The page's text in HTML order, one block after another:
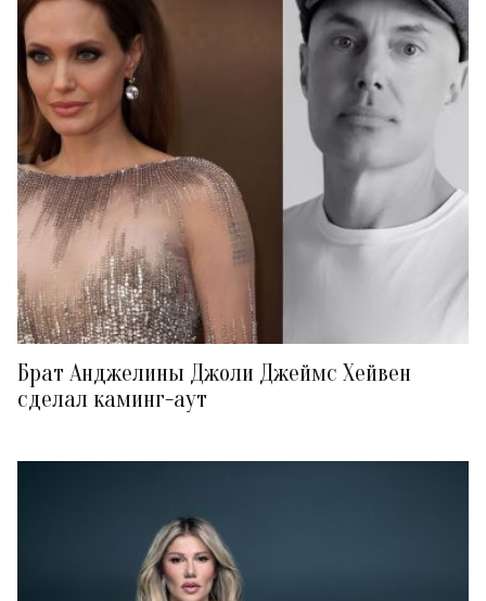
Брат Анджелины Джоли Джеймс Хейвен
сделал каминг-аут